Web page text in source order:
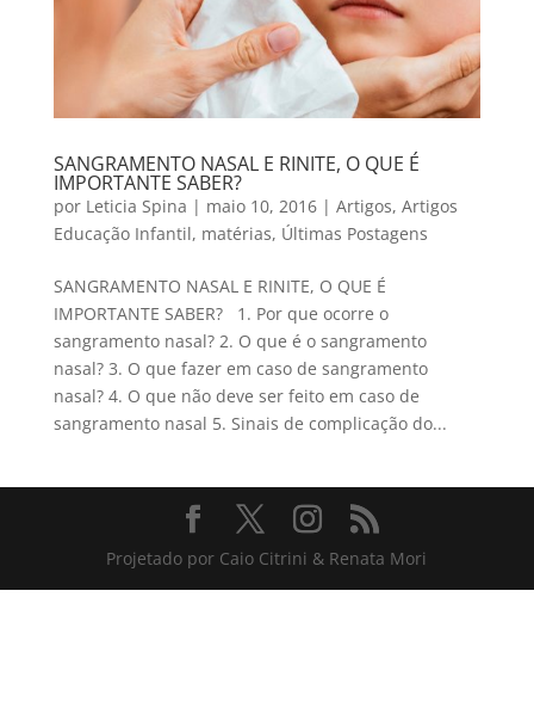
SANGRAMENTO NASAL E RINITE, O QUE É
IMPORTANTE SABER?
por Leticia Spina | maio 10, 2016| Artigos, Artigos
Educação Infantil, matérias, Últimas Postagens
SANGRAMENTO NASAL E RINITE, O QUE É
IMPORTANTE SABER? 1. Por que ocorre o
sangramento nasal? 2. O que é o sangramento
nasal? 3. O que fazer em caso de sangramento
nasal? 4. O que não deve ser feito em caso de
sangramento nasal 5. Sinais de complicação do...
Projetado por Caio Citrini & Renata Mori